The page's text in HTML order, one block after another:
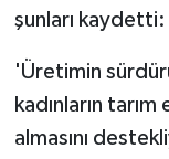
şunları kaydetti:
'Üretimin
kadınların
almasını